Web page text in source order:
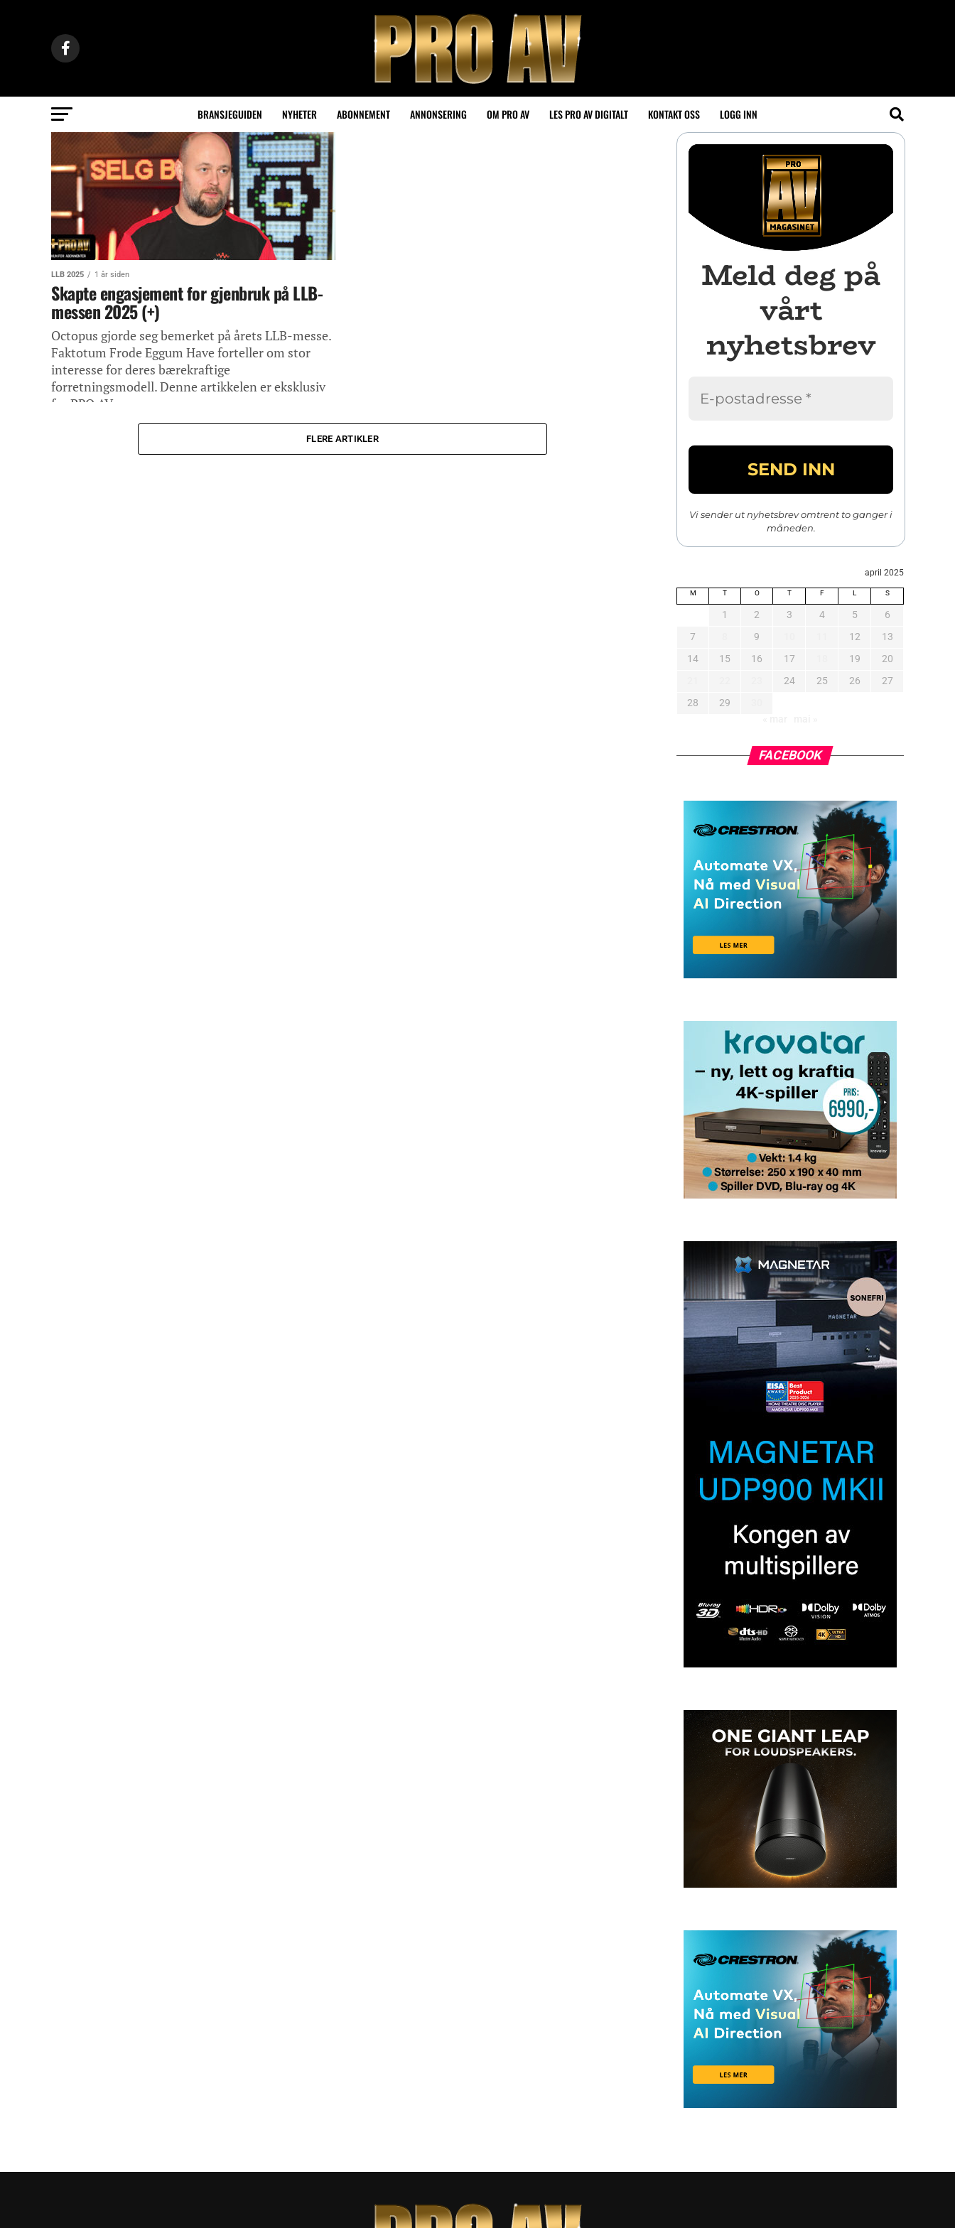
BRANSJEGUIDEN NYHETER ABONNEMENT ANNONSERING OM PRO AV LES PRO AV DIGITALT KONTAKT OSS LOGG INN
LLB 2025 1 år siden
Skapte engasjement for gjenbruk på LLB-
messen 2025 (+)
Octopus gjorde seg bemerket på årets LLB-messe.
Faktotum Frode Eggum Have forteller om stor
interesse for deres bærekraftige
forretningsmodell. Denne artikkelen er eksklusiv
for PRO AV...
FLERE ARTIKLER
Meld deg på
vårt
nyhetsbrev
Vi sender ut nyhetsbrev omtrent to ganger i
måneden.
april 2025
M T O T F L S
1 2 3 4 5
6
7
9 12
13
14
15 16 17 19
20
24 25 26
27
28
29
FACEBOOK